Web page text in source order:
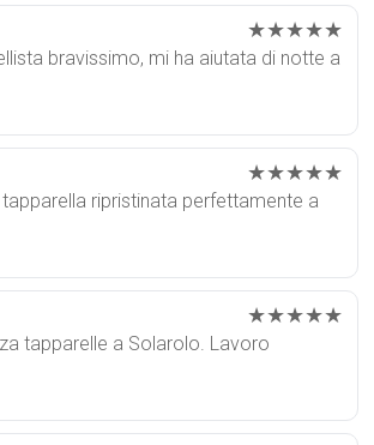
★★★★★
bravissimo, mi ha aiutata di notte a
★★★★★
ripristinata perfettamente a
★★★★★
tapparelle a Solarolo. Lavoro